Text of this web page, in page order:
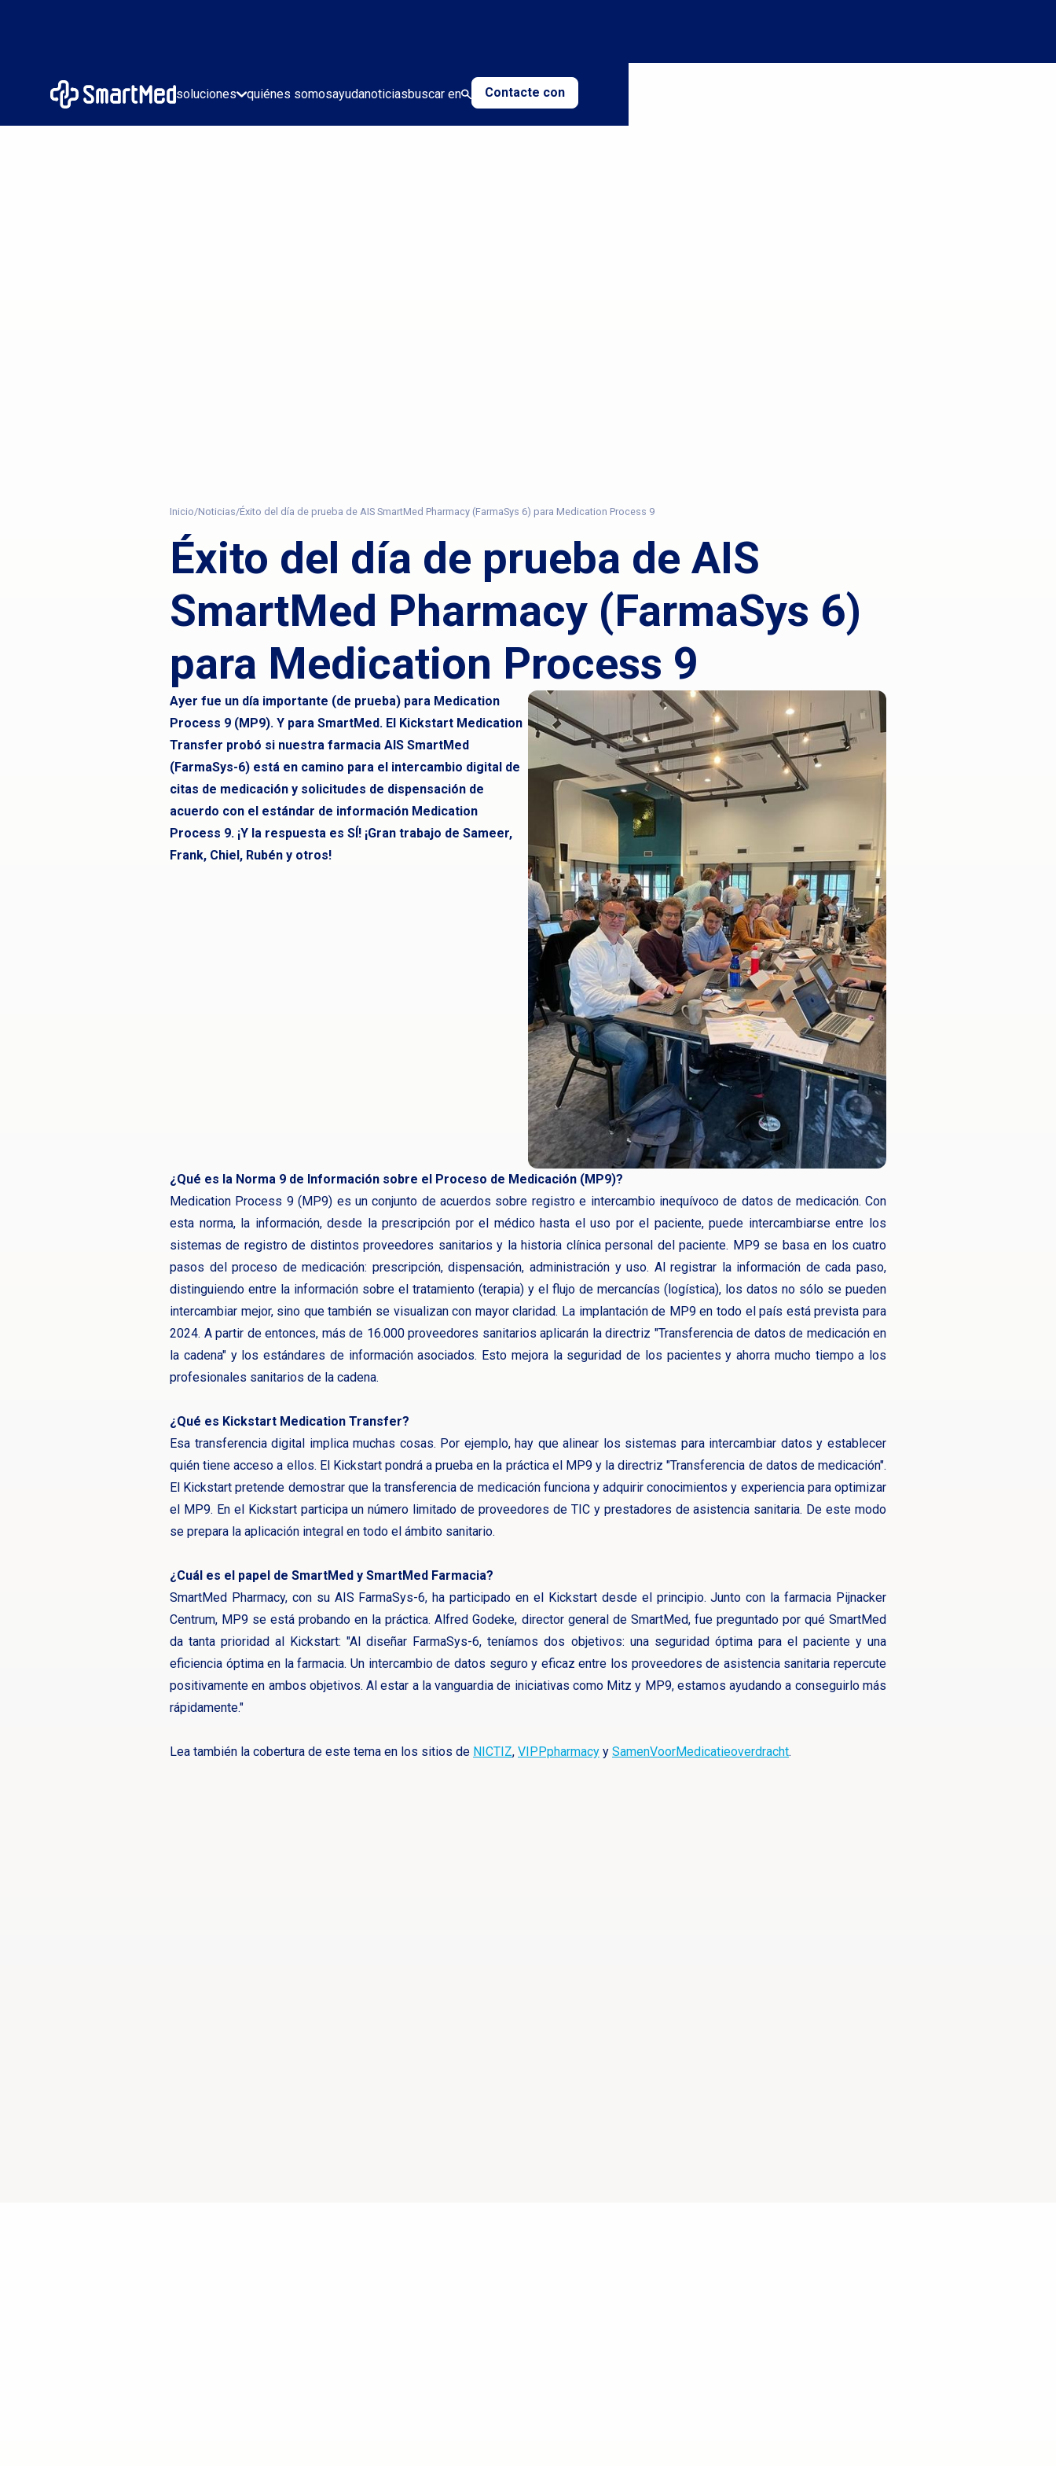
soluciones quiénes somosayudanoticiasbuscar en Contacte con
Inicio/Noticias/Éxito del día de prueba de AIS SmartMed Pharmacy (FarmaSys 6) para Medication Process 9
Éxito del día de prueba de AIS
SmartMed Pharmacy (FarmaSys 6)
para Medication Process 9
Ayer fue un día importante (de prueba) para Medication
Process 9 (MP9). Y para SmartMed. El Kickstart Medication
Transfer probó si nuestra farmacia AIS SmartMed
(FarmaSys-6) está en camino para el intercambio digital de
citas de medicación y solicitudes de dispensación de
acuerdo con el estándar de información Medication
Process 9. ¡Y la respuesta es SÍ! ¡Gran trabajo de Sameer,
Frank, Chiel, Rubén y otros!
¿Qué es la Norma 9 de Información sobre el Proceso de Medicación (MP9)?
Medication Process 9 (MP9) es un conjunto de acuerdos sobre registro e intercambio inequívoco de datos de medicación. Con
esta norma, la información, desde la prescripción por el médico hasta el uso por el paciente, puede intercambiarse entre los
sistemas de registro de distintos proveedores sanitarios y la historia clínica personal del paciente. MP9 se basa en los cuatro
pasos del proceso de medicación: prescripción, dispensación, administración y uso. Al registrar la información de cada paso,
distinguiendo entre la información sobre el tratamiento (terapia) y el flujo de mercancías (logística), los datos no sólo se pueden
intercambiar mejor, sino que también se visualizan con mayor claridad. La implantación de MP9 en todo el país está prevista para
2024. A partir de entonces, más de 16.000 proveedores sanitarios aplicarán la directriz "Transferencia de datos de medicación en
la cadena" y los estándares de información asociados. Esto mejora la seguridad de los pacientes y ahorra mucho tiempo a los
profesionales sanitarios de la cadena.
¿Qué es Kickstart Medication Transfer?
Esa transferencia digital implica muchas cosas. Por ejemplo, hay que alinear los sistemas para intercambiar datos y establecer
quién tiene acceso a ellos. El Kickstart pondrá a prueba en la práctica el MP9 y la directriz "Transferencia de datos de medicación".
El Kickstart pretende demostrar que la transferencia de medicación funciona y adquirir conocimientos y experiencia para optimizar
el MP9. En el Kickstart participa un número limitado de proveedores de TIC y prestadores de asistencia sanitaria. De este modo
se prepara la aplicación integral en todo el ámbito sanitario.
¿Cuál es el papel de SmartMed y SmartMed Farmacia?
SmartMed Pharmacy, con su AIS FarmaSys-6, ha participado en el Kickstart desde el principio. Junto con la farmacia Pijnacker
Centrum, MP9 se está probando en la práctica. Alfred Godeke, director general de SmartMed, fue preguntado por qué SmartMed
da tanta prioridad al Kickstart: "Al diseñar FarmaSys-6, teníamos dos objetivos: una seguridad óptima para el paciente y una
eficiencia óptima en la farmacia. Un intercambio de datos seguro y eficaz entre los proveedores de asistencia sanitaria repercute
positivamente en ambos objetivos. Al estar a la vanguardia de iniciativas como Mitz y MP9, estamos ayudando a conseguirlo más
rápidamente."
Lea también la cobertura de este tema en los sitios de NICTIZ, VIPPpharmacy y SamenVoorMedicatieoverdracht.